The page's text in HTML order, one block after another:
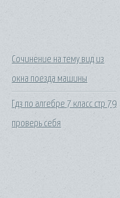
Сочинение на тему вид из
окна поезда машины
Гдз по алгебре 7 класс стр 79
проверь себя